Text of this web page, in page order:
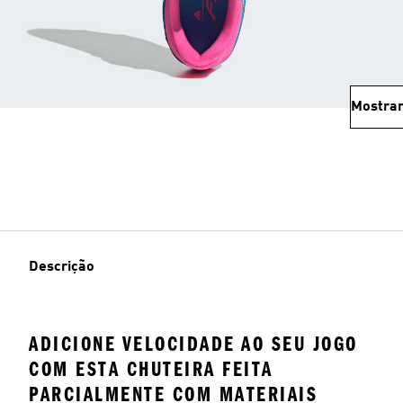
Descrição
ADICIONE VELOCIDADE AO SEU JOGO
COM ESTA CHUTEIRA FEITA
PARCIALMENTE COM MATERIAIS